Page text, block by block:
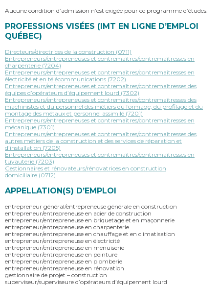
Aucune condition d’admission n’est exigée pour ce programme d’études.
PROFESSIONS VISÉES (IMT EN LIGNE D’EMPLOI
QUÉBEC)
Directeurs/directrices de la construction (0711)
Entrepreneurs/entrepreneuses et contremaîtres/contremaîtresses en
charpenterie (7204)
Entrepreneurs/entrepreneuses et contremaîtres/contremaîtresses en
électricité et en télécommunications (7202)
Entrepreneurs/entrepreneuses et contremaîtres/contremaîtresses des
équipes d’opérateurs d’équipement lourd (7302)
Entrepreneurs/entrepreneuses et contremaîtres/contremaîtresses des
machinistes et du personnel des métiers du formage, du profilage et du
montage des métaux et personnel assimilé (7201)
Entrepreneurs/entrepreneuses et contremaîtres/contremaîtresses en
mécanique (7301)
Entrepreneurs/entrepreneuses et contremaîtres/contremaîtresses des
autres métiers de la construction et des services de réparation et
d’installation (7205)
Entrepreneurs/entrepreneuses et contremaîtres/contremaîtresses en
tuyauterie (7203)
Gestionnaires et rénovateurs/rénovatrices en construction
domiciliaire (0712)
APPELLATION(S) D’EMPLOI
entrepreneur général/entrepreneuse générale en construction
entrepreneur/entrepreneuse en acier de construction
entrepreneur/entrepreneuse en briquetage et en maçonnerie
entrepreneur/entrepreneuse en charpenterie
entrepreneur/entrepreneuse en chauffage et en climatisation
entrepreneur/entrepreneuse en électricité
entrepreneur/entrepreneuse en menuiserie
entrepreneur/entrepreneuse en peinture
entrepreneur/entrepreneuse en plomberie
entrepreneur/entrepreneuse en rénovation
gestionnaire de projet – construction
superviseur/superviseure d’opérateurs d’équipement lourd